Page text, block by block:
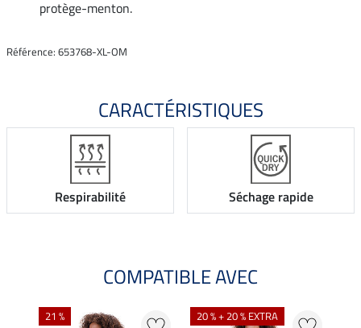
protège-menton.
Référence: 653768-XL-OM
CARACTÉRISTIQUES
Respirabilité Séchage rapide
COMPATIBLE AVEC
21 % 20 % + 20 % EXTRA